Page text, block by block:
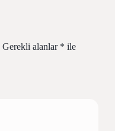
Gerekli alanlar * ile